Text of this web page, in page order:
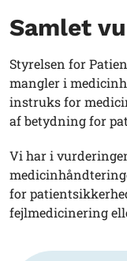
Samlet
Styrelsen for
mangler i
instruks for
af betydning for
Vi har i
for
fejlmedicinering